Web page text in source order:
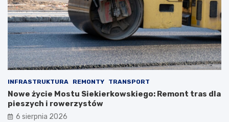
INFRASTRUKTURA REMONTY TRANSPORT
Nowe życie Mostu Siekierkowskiego: Remont tras dla
pieszych i rowerzystów
6 sierpnia 2026